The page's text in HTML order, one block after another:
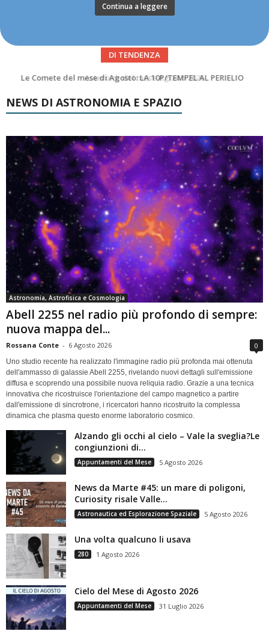
Continua a leggere
DI TENDENZA
Asteroidi del mese Agosto 2026
NEWS DI ASTRONOMIA E SPAZIO
Astronomia, Astrofisica e Cosmologia
Abell 2255 nel radio più profondo di sempre:
nuova mappa del...
Rossana Conte - 6 Agosto 2026 0
Uno studio recente ha realizzato l'immagine radio più profonda mai ottenuta
dell'ammasso di galassie Abell 2255, rivelando nuovi dettagli sull'emissione
diffusa e scoprendo una possibile nuova reliquia radio. Grazie a una tecnica
innovativa che ricostruisce l'orientazione del campo magnetico a partire
dall'emissione di sincrotrone, i ricercatori hanno ricostruito la complessa
dinamica che plasma questo enorme laboratorio cosmico.
Alzando gli occhi al cielo – Vale la sveglia?Le
congiunzioni di...
Appuntamenti del Mese 5 Agosto 2026
News da Marte #45: un mare di poligoni,
Curiosity risale Valle...
Astronautica ed Esplorazione Spaziale 5 Agosto 2026
Una volta qualcuno li usava
280 1 Agosto 2026
Cielo del Mese di Agosto 2026
Appuntamenti del Mese 31 Luglio 2026